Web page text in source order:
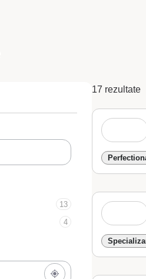
13
4
17 rezultate